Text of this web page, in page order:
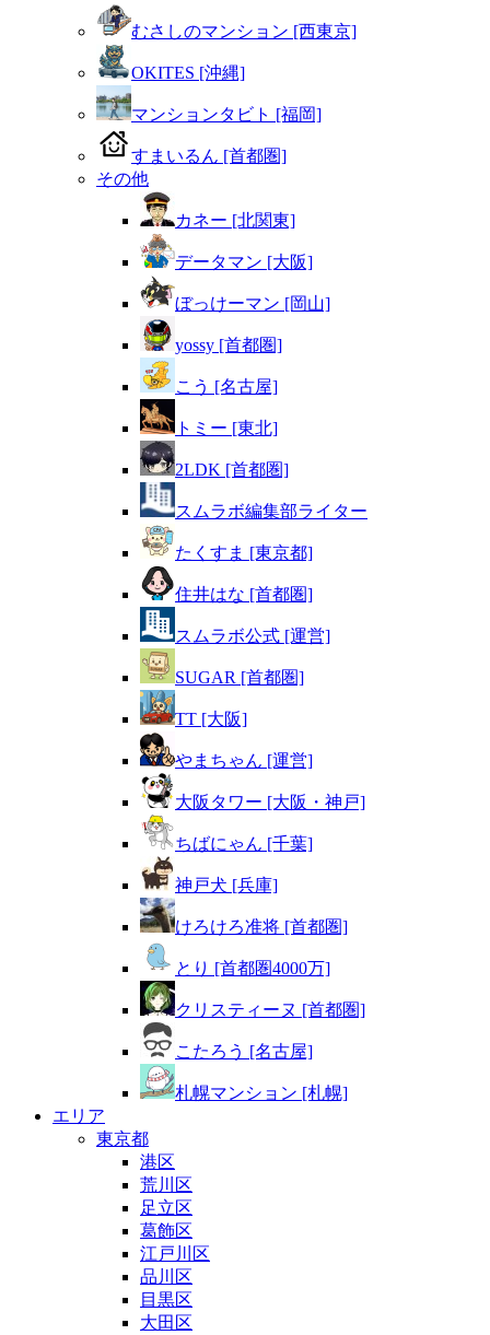
むさしのマンション [西東京]
OKITES [沖縄]
マンションタビト [福岡]
すまいるん [首都圏]
その他
カネー [北関東]
データマン [大阪]
ぼっけーマン [岡山]
yossy [首都圏]
こう [名古屋]
トミー [東北]
2LDK [首都圏]
スムラボ編集部ライター
たくすま [東京都]
住井はな [首都圏]
スムラボ公式 [運営]
SUGAR [首都圏]
TT [大阪]
やまちゃん [運営]
大阪タワー [大阪・神戸]
ちばにゃん [千葉]
神戸犬 [兵庫]
けろけろ准将 [首都圏]
とり [首都圏4000万]
クリスティーヌ [首都圏]
こたろう [名古屋]
札幌マンション [札幌]
エリア
東京都
港区
荒川区
足立区
葛飾区
江戸川区
品川区
目黒区
大田区